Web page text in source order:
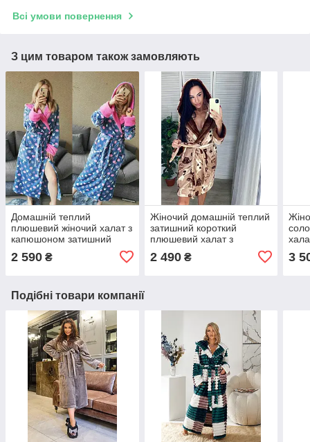
Всі умови повернення
З цим товаром також замовляють
Домашній теплий
плюшевий жіночий халат з
капюшоном затишний
довгий в універсальному
розмірі 42 - 46 колір синій
2 590 ₴
Жіночий домашній теплий
затишний короткий
плюшевий халат з
універсальному розмірі
2 490₴ 3
Подібні товари компанії